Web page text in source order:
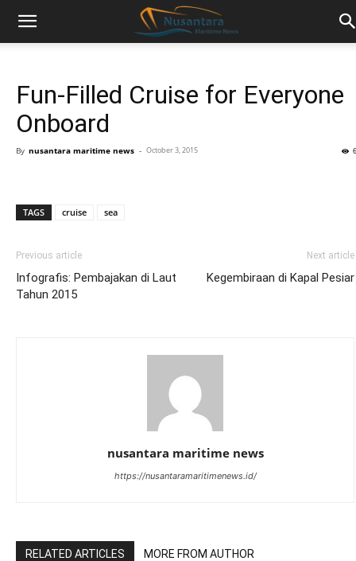
Fun-Filled Cruise for Everyone
Onboard
By nusantara maritime news - October 3, 2015
TAGS cruise sea
Previous article
Infografis: Pembajakan di Laut
Tahun 2015
Next article
Kegembiraan di Kapal Pesiar
nusantara maritime news
https://nusantaramaritimenews.id/
RELATED ARTICLES MORE FROM AUTHOR